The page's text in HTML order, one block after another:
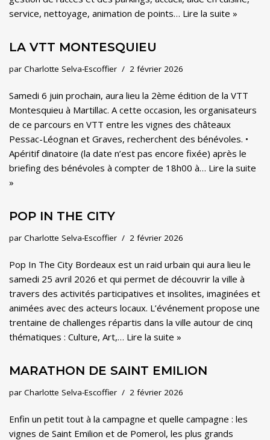
service, nettoyage, animation de points… Lire la suite »
LA VTT MONTESQUIEU
par Charlotte Selva-Escoffier 2 février 2026
Samedi 6 juin prochain, aura lieu la 2ème édition de la VTT
Montesquieu à Martillac. A cette occasion, les organisateurs
de ce parcours en VTT entre les vignes des châteaux
Pessac-Léognan et Graves, recherchent des bénévoles. •
Apéritif dinatoire (la date n’est pas encore fixée) après le
briefing des bénévoles à compter de 18h00 à… Lire la suite
»
POP IN THE CITY
par Charlotte Selva-Escoffier 2 février 2026
Pop In The City Bordeaux est un raid urbain qui aura lieu le
samedi 25 avril 2026 et qui permet de découvrir la ville à
travers des activités participatives et insolites, imaginées et
animées avec des acteurs locaux. L’événement propose une
trentaine de challenges répartis dans la ville autour de cinq
thématiques : Culture, Art,… Lire la suite »
MARATHON DE SAINT EMILION
par Charlotte Selva-Escoffier 2 février 2026
Enfin un petit tout à la campagne et quelle campagne : les
vignes de Saint Emilion et de Pomerol, les plus grands